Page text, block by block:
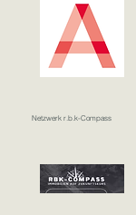
Netzwerk r.b.k-Compass